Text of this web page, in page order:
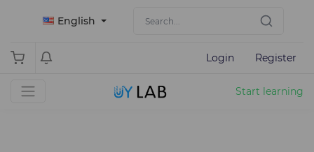
English
Login Register
Start learning